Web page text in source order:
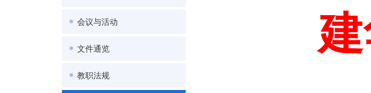
会议与活动
文件通览
教职法规